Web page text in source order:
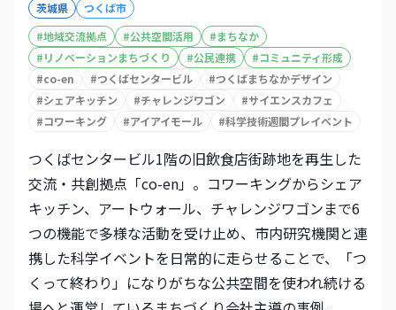
茨城県
つくば市
#地域交流拠点 #公共空間活用 #まちなか
#リノベーションまちづくり #公民連携 #コミュニティ形成
#co-en #つくばセンタービル #つくばまちなかデザイン
#シェアキッチン #チャレンジワゴン #サイエンスカフェ
#コワーキング #アイアイモール #科学技術週間プレイベント
つくばセンタービル1階の旧飲食店街跡地を再生した
交流・共創拠点「co-en」。コワーキングからシェア
キッチン、アートウォール、チャレンジワゴンまで6
つの機能で多様な活動を受け止め、市内研究機関と連
携した科学イベントを日常的に走らせることで、「つ
くって終わり」になりがちな公共空間を使われ続ける